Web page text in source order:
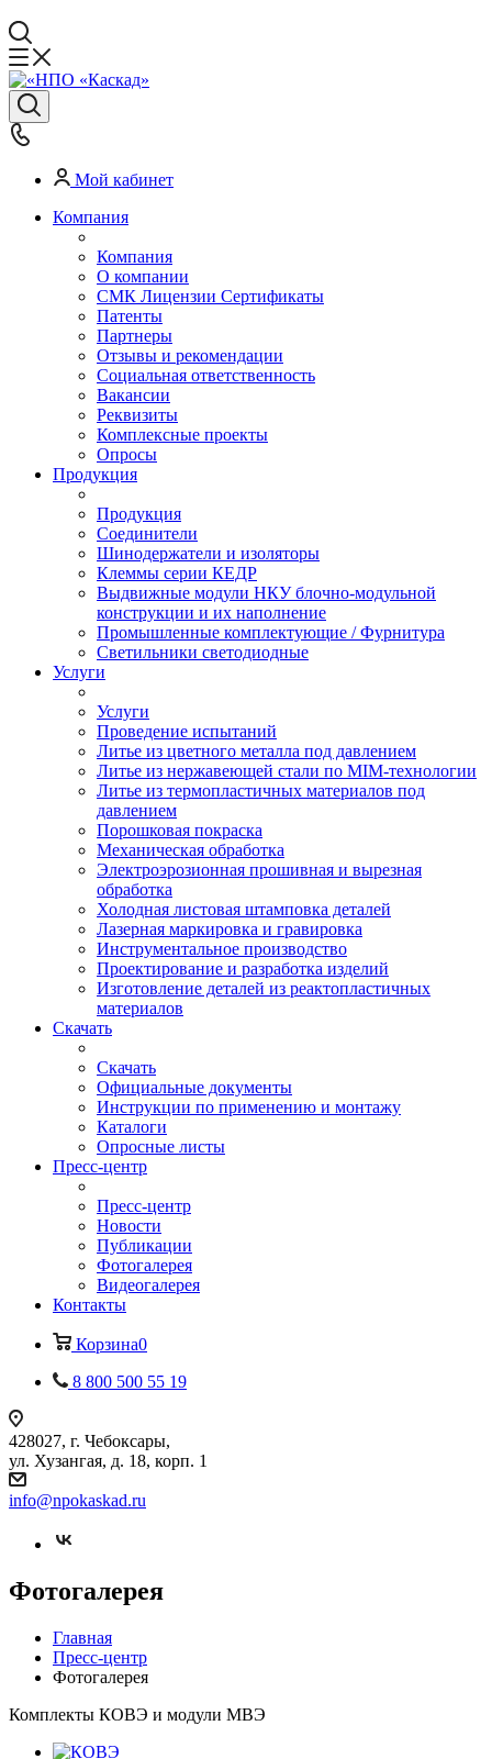
Мой кабинет
Компания
Компания
О компании
СМК Лицензии Сертификаты
Патенты
Партнеры
Отзывы и рекомендации
Социальная ответственность
Вакансии
Реквизиты
Комплексные проекты
Опросы
Продукция
Продукция
Соединители
Шинодержатели и изоляторы
Клеммы серии КЕДР
Выдвижные модули НКУ блочно-модульной
конструкции и их наполнение
Промышленные комплектующие / Фурнитура
Светильники светодиодные
Услуги
Услуги
Проведение испытаний
Литье из цветного металла под давлением
Литье из нержавеющей стали по MIM-технологии
Литье из термопластичных материалов под
давлением
Порошковая покраска
Механическая обработка
Электроэрозионная прошивная и вырезная
обработка
Холодная листовая штамповка деталей
Лазерная маркировка и гравировка
Инструментальное производство
Проектирование и разработка изделий
Изготовление деталей из реактопластичных
материалов
Скачать
Скачать
Официальные документы
Инструкции по применению и монтажу
Каталоги
Опросные листы
Пресс-центр
Пресс-центр
Новости
Публикации
Фотогалерея
Видеогалерея
Контакты
Корзина0
8 800 500 55 19
428027, г. Чебоксары,
ул. Хузангая, д. 18, корп. 1
info@npokaskad.ru
Фотогалерея
Главная
Пресс-центр
Фотогалерея
Комплекты КОВЭ и модули МВЭ